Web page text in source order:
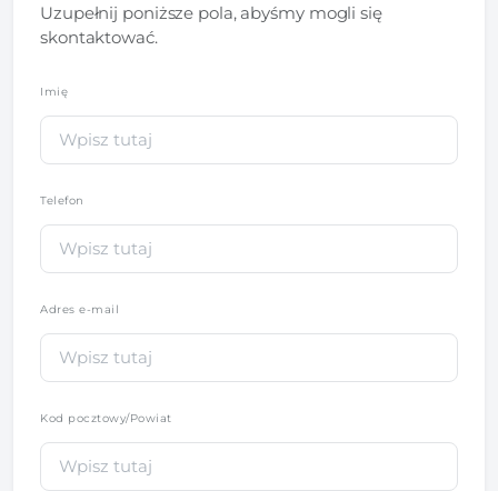
Uzupełnij poniższe pola, abyśmy mogli się
skontaktować.
Imię
Telefon
Adres e-mail
Kod pocztowy/Powiat